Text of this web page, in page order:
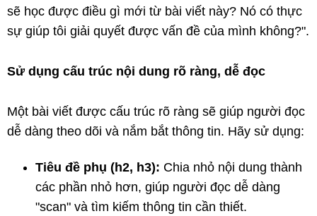
sẽ học được điều gì mới từ bài viết này? Nó có thực
sự giúp tôi giải quyết được vấn đề của mình không?".
Sử dụng cấu trúc nội dung rõ ràng, dễ đọc
Một bài viết được cấu trúc rõ ràng sẽ giúp người đọc
dễ dàng theo dõi và nắm bắt thông tin. Hãy sử dụng:
Tiêu đề phụ (h2, h3): Chia nhỏ nội dung thành
các phần nhỏ hơn, giúp người đọc dễ dàng
"scan" và tìm kiếm thông tin cần thiết.